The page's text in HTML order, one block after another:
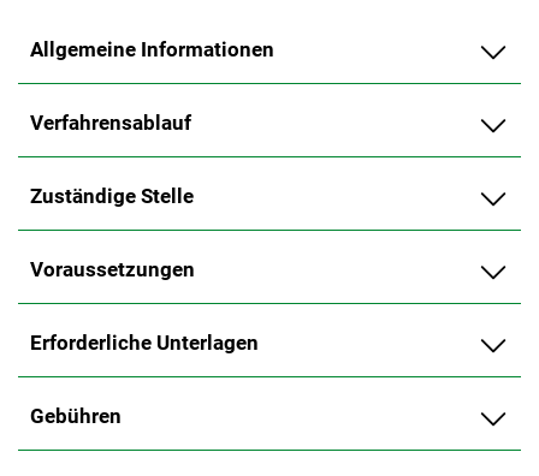
Allgemeine Informationen
Verfahrensablauf
Zuständige Stelle
Voraussetzungen
Erforderliche Unterlagen
Gebühren